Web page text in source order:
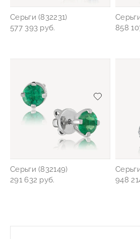
Серьги (832231)
577 393 руб.
858
Добавить/
Серьги (832149)
291 632 руб.
948